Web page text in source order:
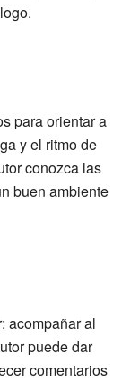
para orientar a
y el ritmo de
conozca las
buen ambiente
acompañar al
puede dar
comentarios